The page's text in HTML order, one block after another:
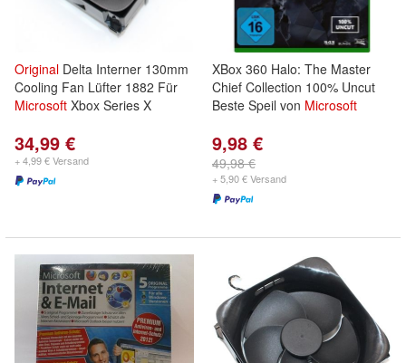
Original Delta Interner 130mm
Cooling Fan Lüfter 1882 Für
Microsoft Xbox Series X
34,99 €
+ 4,99 € Versand
XBox 360 Halo: The Master
Chief Collection 100% Uncut
Beste Speil von Microsoft
9,98 €
49,98 €
+ 5,90 € Versand